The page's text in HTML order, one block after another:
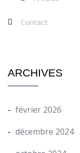
Contact
ARCHIVES
février 2026
décembre 2024